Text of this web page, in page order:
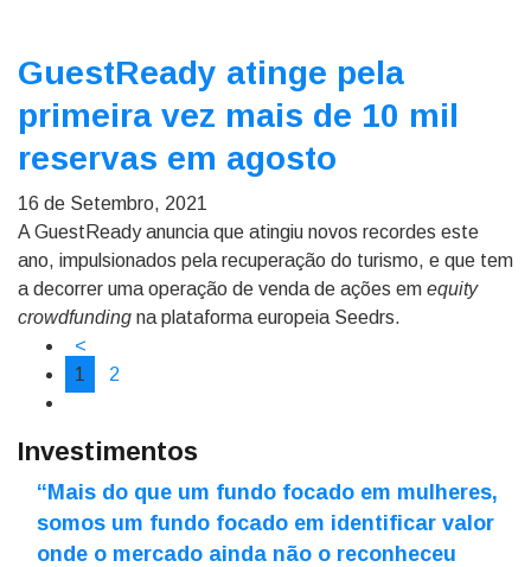
GuestReady atinge pela
primeira vez mais de 10 mil
reservas em agosto
16 de Setembro, 2021
A GuestReady anuncia que atingiu novos recordes este
ano, impulsionados pela recuperação do turismo, e que tem
a decorrer uma operação de venda de ações em equity
crowdfunding na plataforma europeia Seedrs.
<
1
2
Investimentos
“Mais do que um fundo focado em mulheres,
somos um fundo focado em identificar valor
onde o mercado ainda não o reconheceu